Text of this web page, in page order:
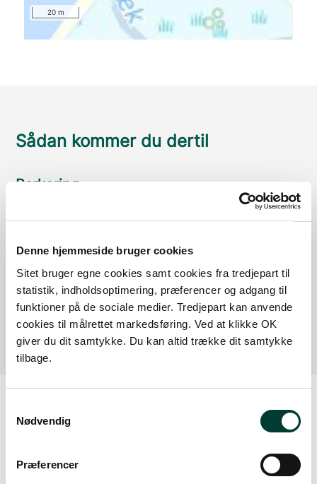
Denne hjemmeside bruger cookies
Sitet bruger egne cookies samt cookies fra tredjepart til
statistik, indholdsoptimering, præferencer og adgang til
funktioner på de sociale medier. Tredjepart kan anvende
cookies til målrettet markedsføring. Ved at klikke OK
giver du dit samtykke. Du kan altid trække dit samtykke
tilbage.
Nødvendig
Præferencer
20 m
Sådan kommer du dertil
Parkering
Med offentlig transport
Google Maps
Der er ingen parkeringspladser i umiddelbar nærhed
af faciliteten.
Vejrudsigt